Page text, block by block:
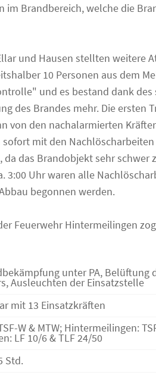
im Brandbereich, welche die
und Hausen stellten weitere
10 Personen aus dem
und es bestand dank des
des Brandes mehr. Die ersten
von den nachalarmierten
mit den
das Brandobjekt sehr schwer
3:00 Uhr waren alle
begonnen werden.
Feuerwehr Hintermeilingen
unter PA, Belüftung
Ausleuchten der Einsatzstelle
mit 13 Einsatzkräften
W & MTW; Hintermeilingen:
LF 10/6 & TLF 24/50
Std.